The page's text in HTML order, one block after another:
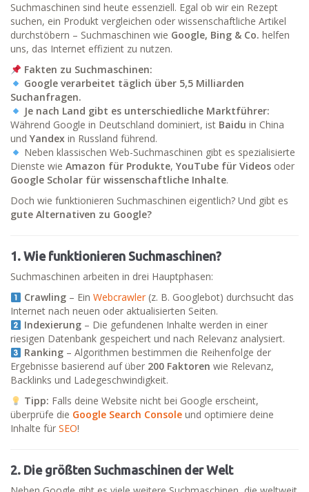
Suchmaschinen sind heute essenziell. Egal ob wir ein Rezept
suchen, ein Produkt vergleichen oder wissenschaftliche Artikel
durchstöbern – Suchmaschinen wie Google, Bing & Co. helfen
uns, das Internet effizient zu nutzen.
Fakten zu Suchmaschinen:
Google verarbeitet täglich über 5,5 Milliarden
Suchanfragen.
Je nach Land gibt es unterschiedliche Marktführer:
Während Google in Deutschland dominiert, ist Baidu in China
und Yandex in Russland führend.
Neben klassischen Web-Suchmaschinen gibt es spezialisierte
Dienste wie Amazon für Produkte, YouTube für Videos oder
Google Scholar für wissenschaftliche Inhalte.
Doch wie funktionieren Suchmaschinen eigentlich? Und gibt es
gute Alternativen zu Google?
1. Wie funktionieren Suchmaschinen?
Suchmaschinen arbeiten in drei Hauptphasen:
Crawling– Ein Webcrawler(z. B. Googlebot) durchsucht das
Internet nach neuen oder aktualisierten Seiten.
Indexierung– Die gefundenen Inhalte werden in einer
riesigen Datenbank gespeichert und nach Relevanz analysiert.
Ranking– Algorithmen bestimmen die Reihenfolge der
Ergebnisse basierend auf über 200 Faktoren wie Relevanz,
Backlinks und Ladegeschwindigkeit.
Tipp: Falls deine Website nicht bei Google erscheint,
überprüfe die Google Search Console und optimiere deine
Inhalte für SEO!
2. Die größten Suchmaschinen der Welt